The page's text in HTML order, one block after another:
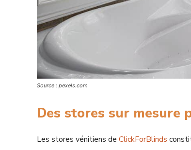
Source : pexels.com
Des stores sur mesure
Les stores vénitiens de ClickForBlinds